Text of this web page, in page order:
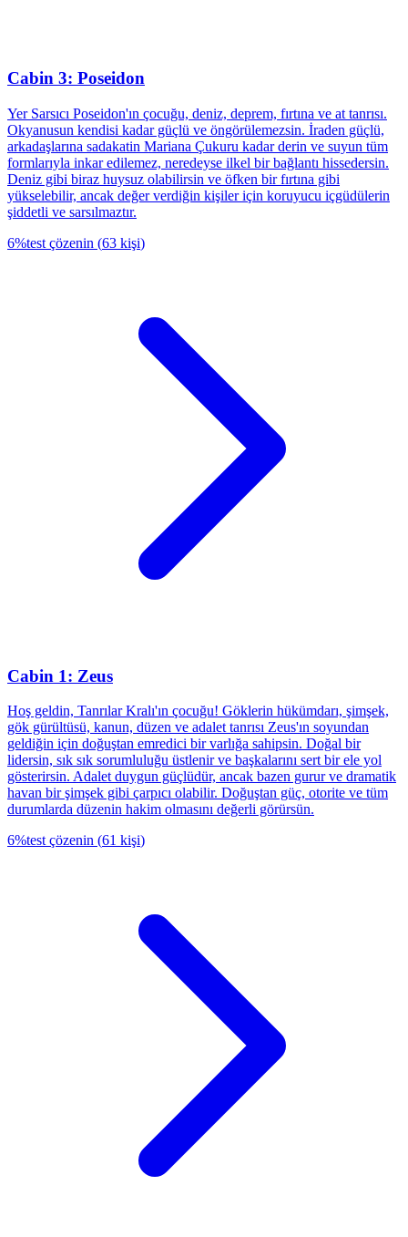
Cabin 3: Poseidon
Yer Sarsıcı Poseidon'ın çocuğu, deniz, deprem, fırtına ve at tanrısı.
Okyanusun kendisi kadar güçlü ve öngörülemezsin. İraden güçlü,
arkadaşlarına sadakatin Mariana Çukuru kadar derin ve suyun tüm
formlarıyla inkar edilemez, neredeyse ilkel bir bağlantı hissedersin.
Deniz gibi biraz huysuz olabilirsin ve öfken bir fırtına gibi
yükselebilir, ancak değer verdiğin kişiler için koruyucu içgüdülerin
şiddetli ve sarsılmaztır.
6%test çözenin (63 kişi)
Cabin 1: Zeus
Hoş geldin, Tanrılar Kralı'ın çocuğu! Göklerin hükümdarı, şimşek,
gök gürültüsü, kanun, düzen ve adalet tanrısı Zeus'ın soyundan
geldiğin için doğuştan emredici bir varlığa sahipsin. Doğal bir
lidersin, sık sık sorumluluğu üstlenir ve başkalarını sert bir ele yol
gösterirsin. Adalet duygun güçlüdür, ancak bazen gurur ve dramatik
havan bir şimşek gibi çarpıcı olabilir. Doğuştan güç, otorite ve tüm
durumlarda düzenin hakim olmasını değerli görürsün.
6%test çözenin (61 kişi)